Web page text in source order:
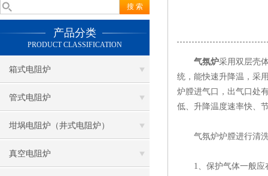
产品分类
PRODUCT CLASSIFICATION
箱式电阻炉
管式电阻炉
坩埚电阻炉（井式电阻炉）
真空电阻炉
气氛炉采用双层壳
统，能快速升降温，采
炉膛进气口，出气口处
低、升降温度速率快、
气氛炉炉膛进行清洗
1、保护气体一般应